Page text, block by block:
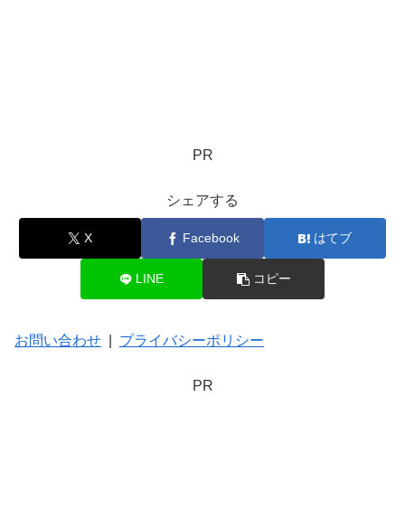
PR
シェアする
X Facebook はてブ
LINE コピー
お問い合わせ プライバシーポリシー
PR